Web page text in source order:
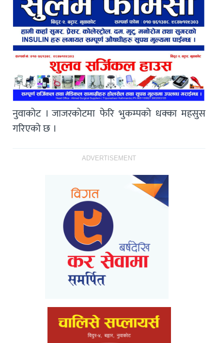
नुवाकाेट । जाजरकाेटमा फेरि भुकम्पकाे धक्का महसुस
गरिएकाे छ ।
ADVERTISEMENT